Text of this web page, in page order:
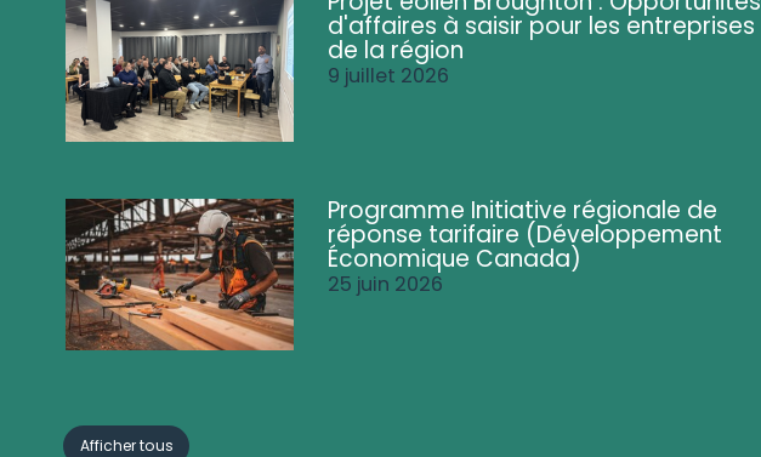
d'affaires à saisir pour les entreprises
de la région
9 juillet 2026
Programme Initiative régionale de
réponse tarifaire (Développement
Économique Canada)
25 juin 2026
Afficher tous